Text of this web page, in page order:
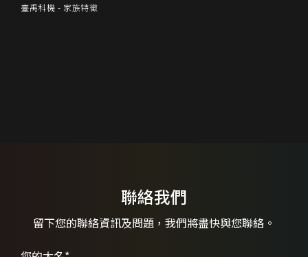
臺禹科機 - 家族特徵
聯絡我們
留下您的聯絡資訊及問題， 我們將盡快與您聯絡。